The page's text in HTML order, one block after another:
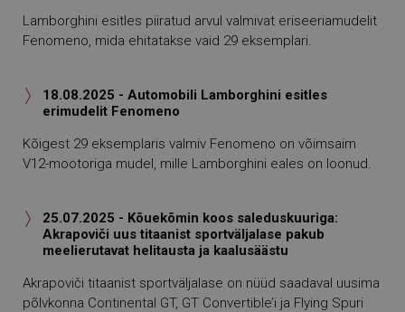
Lamborghini esitles piiratud arvul valmivat eriseeriamudelit
Fenomeno, mida ehitatakse vaid 29 eksemplari.

18.08.2025 - Automobili Lamborghini esitles
erimudelit Fenomeno
Kõigest 29 eksemplaris valmiv Fenomeno on võimsaim
V12-mootoriga mudel, mille Lamborghini eales on loonud.

25.07.2025 - Kõuekõmin koos saleduskuuriga:
Akrapoviči uus titaanist sportväljalase pakub
meelierutavat helitausta ja kaalusäästu
Akrapoviči titaanist sportväljalase on nüüd saadaval uusima
põlvkonna Continental GT, GT Convertible’i ja Flying Spuri